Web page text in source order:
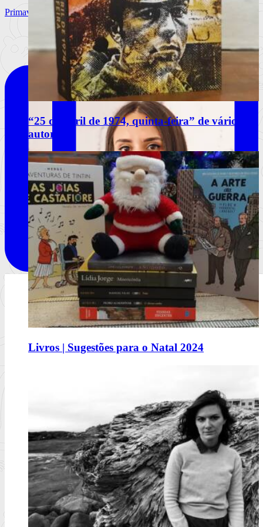
“25 de abril de 1974, quinta-feira” de vários
autores
Livros | Sugestões para o Natal 2024
Comerás flores, de Lucía Solla Sobral
A mecânica da manipulação
Primavera Sound Porto, dia 3. @primaverasound_port